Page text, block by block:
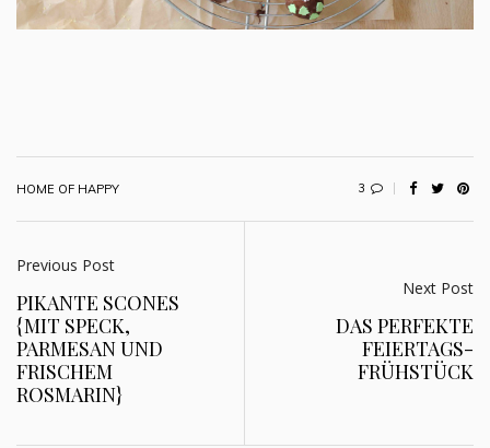
HOME OF HAPPY 3
Previous Post
PIKANTE SCONES
{MIT SPECK,
PARMESAN UND
FRISCHEM
ROSMARIN}
Next Post
DAS PERFEKTE
FEIERTAGS-
FRÜHSTÜCK